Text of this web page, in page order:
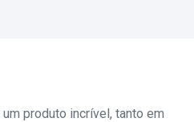
produto incrível, tanto em